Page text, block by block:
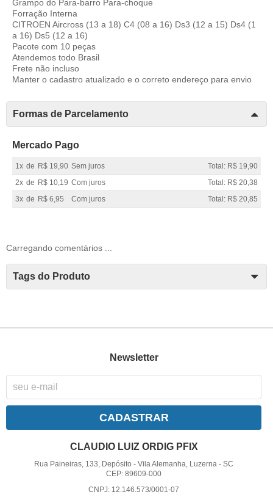
Grampo do Para-barro Para-choque
Forração Interna
CITROEN Aircross (13 a 18) C4 (08 a 16) Ds3 (12 a 15) Ds4 (1
a 16) Ds5 (12 a 16)
Pacote com 10 peças
Atendemos todo Brasil
Frete não incluso
Manter o cadastro atualizado e o correto endereço para envio
Formas de Parcelamento
Mercado Pago
1x de R$ 19,90 Sem juros
Total: R$ 19,90
2x de R$ 10,19 Com juros
Total: R$ 20,38
3x de R$ 6,95 Com juros Total: R$ 20,85
Carregando comentários ...
Tags do Produto
Newsletter
CADASTRAR
CLAUDIO LUIZ ORDIG PFIX
Rua Paineiras, 133, Depósito -Vila Alemanha, Luzerna -SC
CEP: 89609-000
CNPJ: 12.146.573/0001-07